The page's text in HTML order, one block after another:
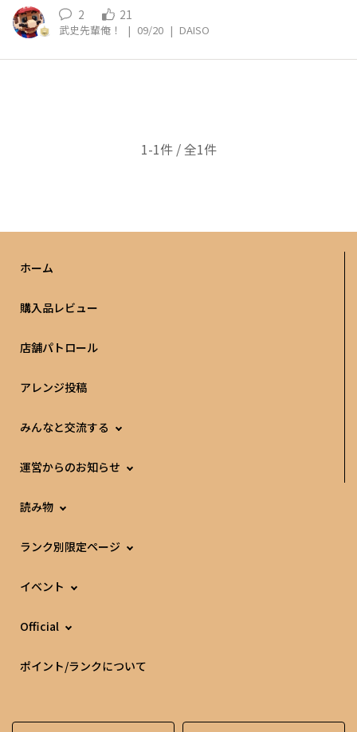
2 21
武史先輩俺！ | 09/20 | DAISO
1-1件 / 全1件
ホーム
購入品レビュー
店舗パトロール
アレンジ投稿
みんなと交流する
運営からのお知らせ
読み物
ランク別限定ページ
イベント
Official
ポイント/ランクについて